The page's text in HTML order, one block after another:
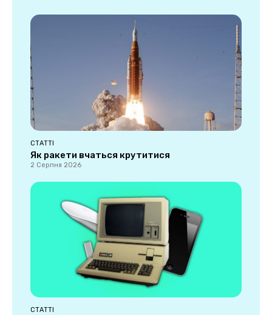
СТАТТІ
Як ракети вчаться крутитися
2 Серпня 2026
СТАТТІ